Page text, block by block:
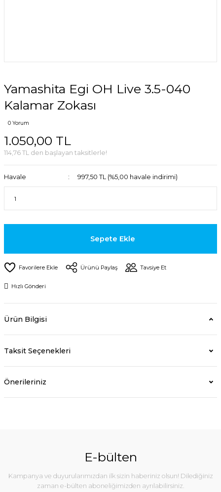
Yamashita Egi OH Live 3.5-040
Kalamar Zokası
0 Yorum
1.050,00 TL
114,76 TL den başlayan taksitlerle!
Havale 997,50 TL (%5,00 havale indirimi)
Sepete Ekle
Ürünü Paylaş Tavsiye Et
Hızlı Gönderi
Ürün Bilgisi
Taksit Seçenekleri
Önerileriniz
E-bülten
Kampanya ve duyurularımızdan ilk sizin haberiniz olsun! Dilediğiniz
zaman e-bülten aboneliğimizden ayrılabilirsiniz.